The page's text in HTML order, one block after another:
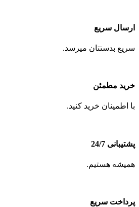
ارسال سریع
سریع بدستتان میرسد.
خرید مطمئن
با اطمینان خرید کنید.
پشتیبانی 24/7
همیشه هستیم.
پرداخت سریع